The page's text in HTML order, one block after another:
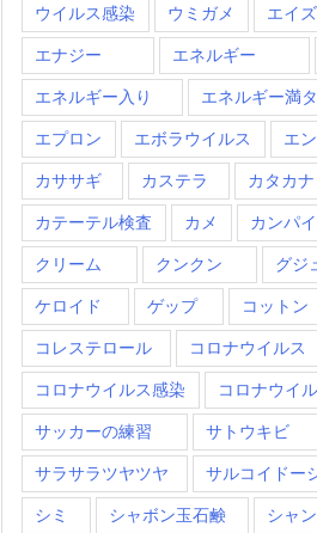
ウイルス感染 ウミガメ エイ
エナジー エネルギー
エネルギー入り エネルギー満
エプロン エボラウイルス エ
カササギ カステラ カタカナ
カテーテル検査 カメ カンパイ
クリーム クンクン グジ
ケロイド ゲップ コットン
コレステロール コロナウイルス
コロナウイルス感染 コロナウイ
サッカーの練習 サトウキビ
サラサラツヤツヤ サルコイドー
シミ シャボン玉石鹸 シャ